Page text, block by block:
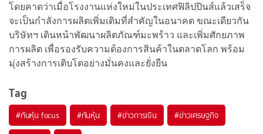
โดยคาดว่าเมื่อโรงงานแห่งใหม่ในประเทศฟิลิปปินส์แล้วเสร็จ
จะเป็นกำลังการผลิตเพิ่มเติมที่สำคัญในอนาคต ขณะเดียวกัน
บริษัทฯ เดินหน้าพัฒนาผลิตภัณฑ์มะพร้าว และเพิ่มศักยภาพ
การผลิต เพื่อรองรับความต้องการสินค้าในตลาดโลก พร้อม
มุ่งสร้างการเติบโตอย่างมั่นคงและยั่งยืน
Tag
#ทันหุ้น focus #ทันหุ้น #ข่าวการเงิน #ข่าวเศรษฐกิจ